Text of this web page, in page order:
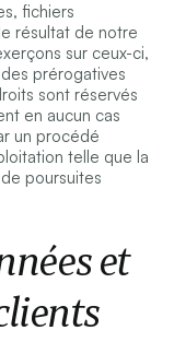
fichiers
résultat de notre
sur ceux-ci,
prérogatives
sont réservés
en aucun cas
un procédé
telle que la
poursuites
et